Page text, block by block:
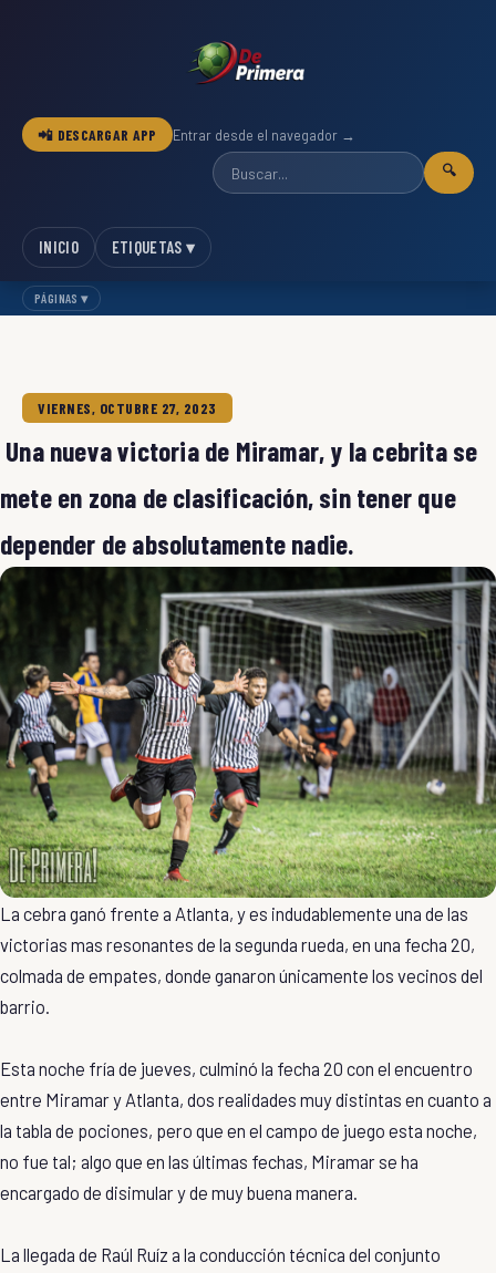
📲 DESCARGAR APP Entrar desde el navegador →
🔍
INICIO ETIQUETAS ▾
PÁGINAS ▾
VIERNES, OCTUBRE 27, 2023
Una nueva victoria de Miramar, y la cebrita se
mete en zona de clasificación, sin tener que
depender de absolutamente nadie.
La cebra ganó frente a Atlanta, y es indudablemente una de las
victorias mas resonantes de la segunda rueda, en una fecha 20,
colmada de empates, donde ganaron únicamente los vecinos del
barrio.
Esta noche fría de jueves, culminó la fecha 20 con el encuentro
entre Miramar y Atlanta, dos realidades muy distintas en cuanto a
la tabla de pociones, pero que en el campo de juego esta noche,
no fue tal; algo que en las últimas fechas, Miramar se ha
encargado de disimular y de muy buena manera.
La llegada de Raúl Ruíz a la conducción técnica del conjunto